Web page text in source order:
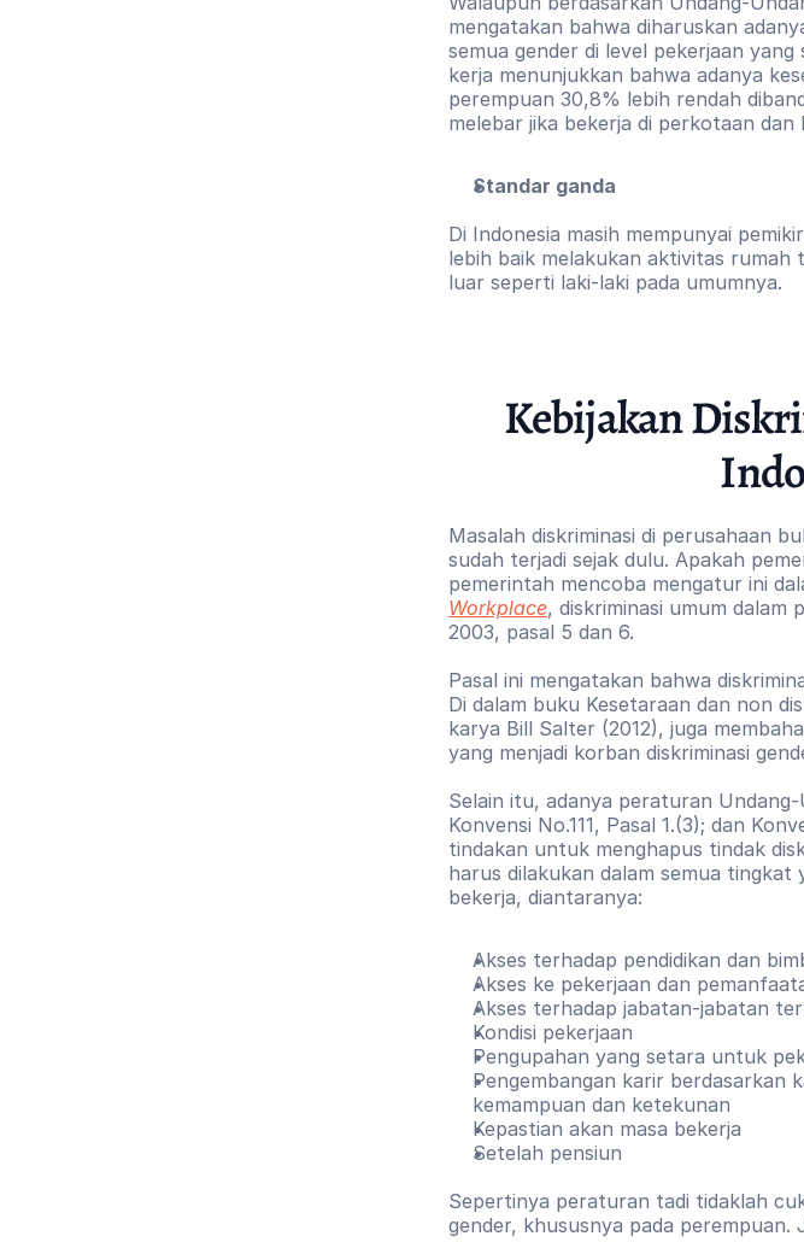
mengatakan bahwa diharuskan
semua gender di level pekerjaan
kerja menunjukkan bahwa adanya
perempuan 30,8% lebih rendah
melebar jika bekerja di perkotaan
Standar ganda
Di Indonesia masih mempunyai
lebih baik melakukan aktivitas rumah
luar seperti laki-laki pada umumnya.
Kebijakan
Masalah diskriminasi di perusahaan
sudah terjadi sejak dulu. Apakah
pemerintah mencoba mengatur ini
Workplace, diskriminasi umum dalam
2003, pasal 5 dan 6.
Pasal ini mengatakan bahwa
Di dalam buku Kesetaraan dan non
karya Bill Salter (2012), juga
yang menjadi korban diskriminasi
Selain itu, adanya peraturan
Konvensi No.111, Pasal 1.(3); dan
tindakan untuk menghapus tindak
harus dilakukan dalam semua tingkat
bekerja, diantaranya:
Akses terhadap pendidikan dan
Akses ke pekerjaan dan
Akses terhadap jabatan-jabatan
Kondisi pekerjaan
Pengupahan yang setara untuk
Pengembangan karir berdasarkan
kemampuan dan ketekunan
Kepastian akan masa bekerja
Setelah pensiun
Sepertinya peraturan tadi tidaklah
gender, khususnya pada perempuan.